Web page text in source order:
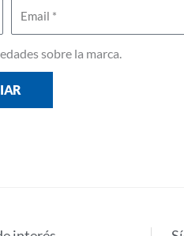
Email
sobre la marca.